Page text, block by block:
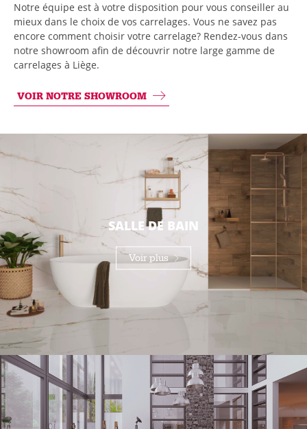
Notre équipe est à votre disposition pour vous conseiller au
mieux dans le choix de vos carrelages. Vous ne savez pas
encore comment choisir votre carrelage? Rendez-vous dans
notre showroom afin de découvrir notre large gamme de
carrelages à Liège.
VOIR NOTRE SHOWROOM
SALLE DE BAIN
Voir plus